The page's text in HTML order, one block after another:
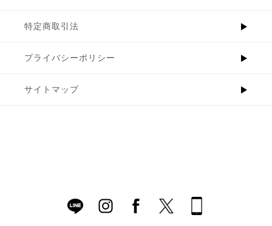
特定商取引法
プライバシーポリシー
サイトマップ